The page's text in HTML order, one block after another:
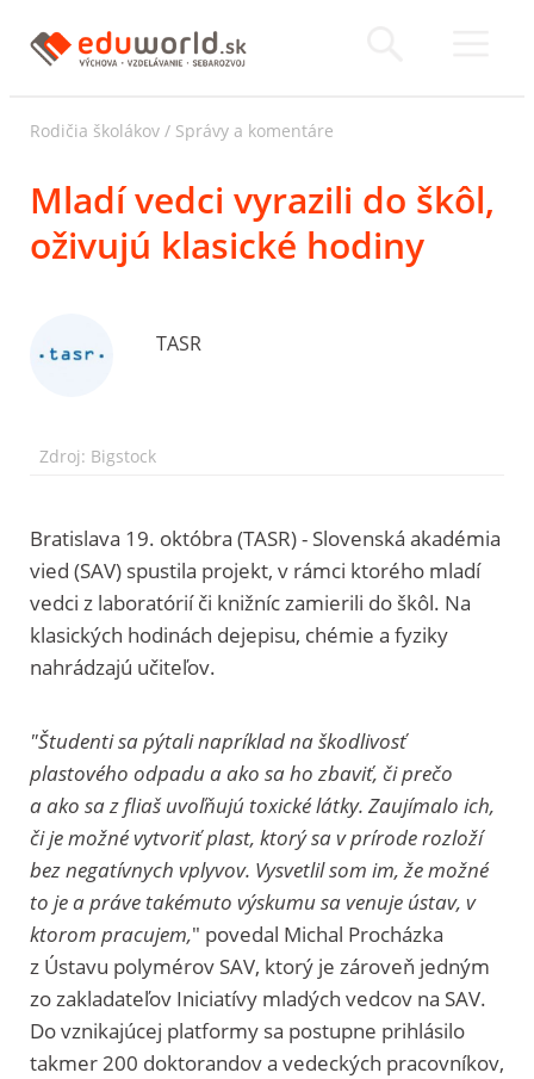
Rodičia školákov / Správy a komentáre
Mladí vedci vyrazili do škôl,
oživujú klasické hodiny
TASR
Zdroj: Bigstock
Bratislava 19. októbra (TASR) - Slovenská akadémia
vied (SAV) spustila projekt, v rámci ktorého mladí
vedci z laboratórií či knižníc zamierili do škôl. Na
klasických hodinách dejepisu, chémie a fyziky
nahrádzajú učiteľov.
"Študenti sa pýtali napríklad na škodlivosť
plastového odpadu a ako sa ho zbaviť, či prečo
a ako sa z fliaš uvoľňujú toxické látky. Zaujímalo ich,
či je možné vytvoriť plast, ktorý sa v prírode rozloží
bez negatívnych vplyvov. Vysvetlil som im, že možné
to je a práve takémuto výskumu sa venuje ústav, v
ktorom pracujem," povedal Michal Procházka
z Ústavu polymérov SAV, ktorý je zároveň jedným
zo zakladateľov Iniciatívy mladých vedcov na SAV.
Do vznikajúcej platformy sa postupne prihlásilo
takmer 200 doktorandov a vedeckých pracovníkov,